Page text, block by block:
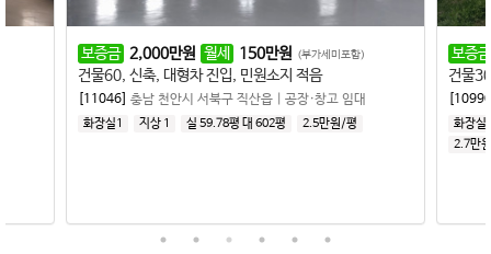
보증금 2,000만원 월세 150만원 (부가세미포함)
건물60, 신축, 대형차 진입, 민원소지 적음
[11046] 충남 천안시 서북구 직산읍 공장·창고 임대
화장실1 지상 1 실 59.78평 대 602평 2.5만원/평
보증금
건물
화장실
2.7만